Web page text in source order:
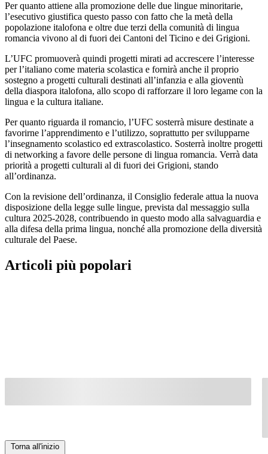
Per quanto attiene alla promozione delle due lingue minoritarie,
l’esecutivo giustifica questo passo con fatto che la metà della
popolazione italofona e oltre due terzi della comunità di lingua
romancia vivono al di fuori dei Cantoni del Ticino e dei Grigioni.
L’UFC promuoverà quindi progetti mirati ad accrescere l’interesse
per l’italiano come materia scolastica e fornirà anche il proprio
sostegno a progetti culturali destinati all’infanzia e alla gioventù
della diaspora italofona, allo scopo di rafforzare il loro legame con la
lingua e la cultura italiane.
Per quanto riguarda il romancio, l’UFC sosterrà misure destinate a
favorirne l’apprendimento e l’utilizzo, soprattutto per svilupparne
l’insegnamento scolastico ed extrascolastico. Sosterrà inoltre progetti
di networking a favore delle persone di lingua romancia. Verrà data
priorità a progetti culturali al di fuori dei Grigioni, stando
all’ordinanza.
Con la revisione dell’ordinanza, il Consiglio federale attua la nuova
disposizione della legge sulle lingue, prevista dal messaggio sulla
cultura 2025-2028, contribuendo in questo modo alla salvaguardia e
alla difesa della prima lingua, nonché alla promozione della diversità
culturale del Paese.
Articoli più popolari
Torna all'inizio